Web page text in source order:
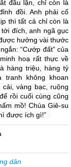
đầu lặn, chỉ còn là
đồi. Anh phải cố
thì tất cả chỉ còn là
đích, anh ngã gục
hưởng vài thước
“Cướp đất” của
hoạ rất thực về
hàng triệu, hàng tỷ
tranh không khoan
vàng bạc, ruộng
rồi cuối cùng cũng
mồ! Chúa Giê-su
được ích gì!”
dân